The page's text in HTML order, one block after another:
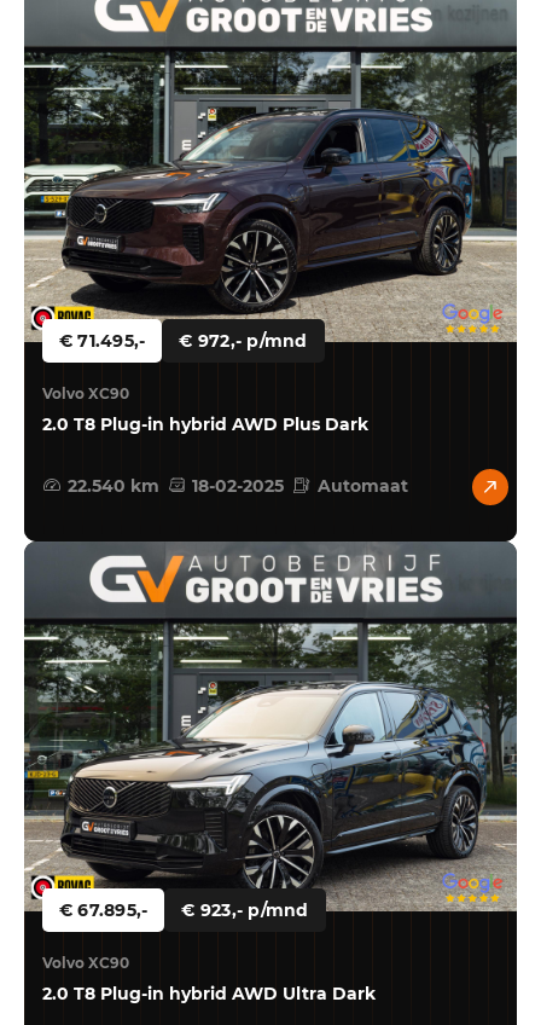
€ 71.495,- € 972,- p/mnd
Volvo XC90
2.0 T8 Plug-in hybrid AWD Plus Dark
22.540 km 18-02-2025 Automaat
€ 67.895,- € 923,- p/mnd
Volvo XC90
2.0 T8 Plug-in hybrid AWD Ultra Dark